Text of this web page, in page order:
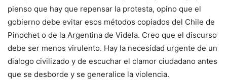
pienso que hay que repensar la protesta, opino que el
gobierno debe evitar esos métodos copiados del Chile de
Pinochet o de la Argentina de Videla. Creo que el discurso
debe ser menos virulento. Hay la necesidad urgente de un
dialogo civilizado y de escuchar el clamor ciudadano antes
que se desborde y se generalice la violencia.